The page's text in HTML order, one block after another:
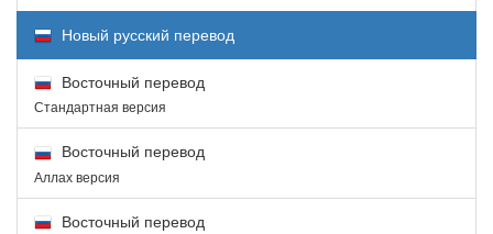
Новый русский перевод
Восточный перевод
Стандартная версия
Восточный перевод
Аллах версия
Восточный перевод